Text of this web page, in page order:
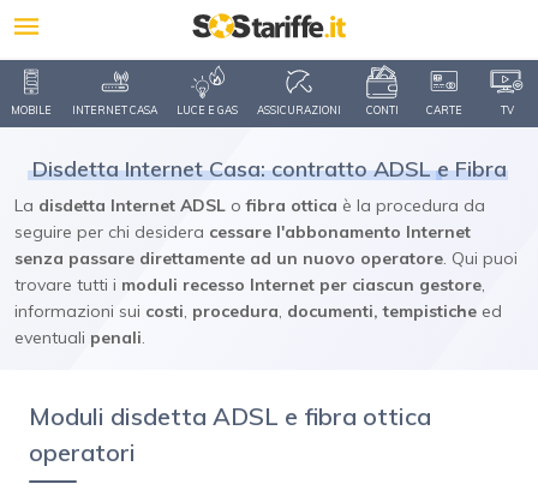
MOBILE INTERNET CASA LUCE E GAS ASSICURAZIONI CONTI CARTE TV
Disdetta Internet Casa: contratto ADSL e Fibra
La disdetta Internet ADSL ofibra ottica è la procedura da
seguire per chi desidera cessare l'abbonamento Internet
senza passare direttamente ad un nuovo operatore. Qui puoi
trovare tutti i moduli recesso Internet per ciascun gestore,
informazioni sui costi, procedura, documenti, tempistiche ed
eventuali penali.
Moduli disdetta ADSL e fibra ottica
operatori